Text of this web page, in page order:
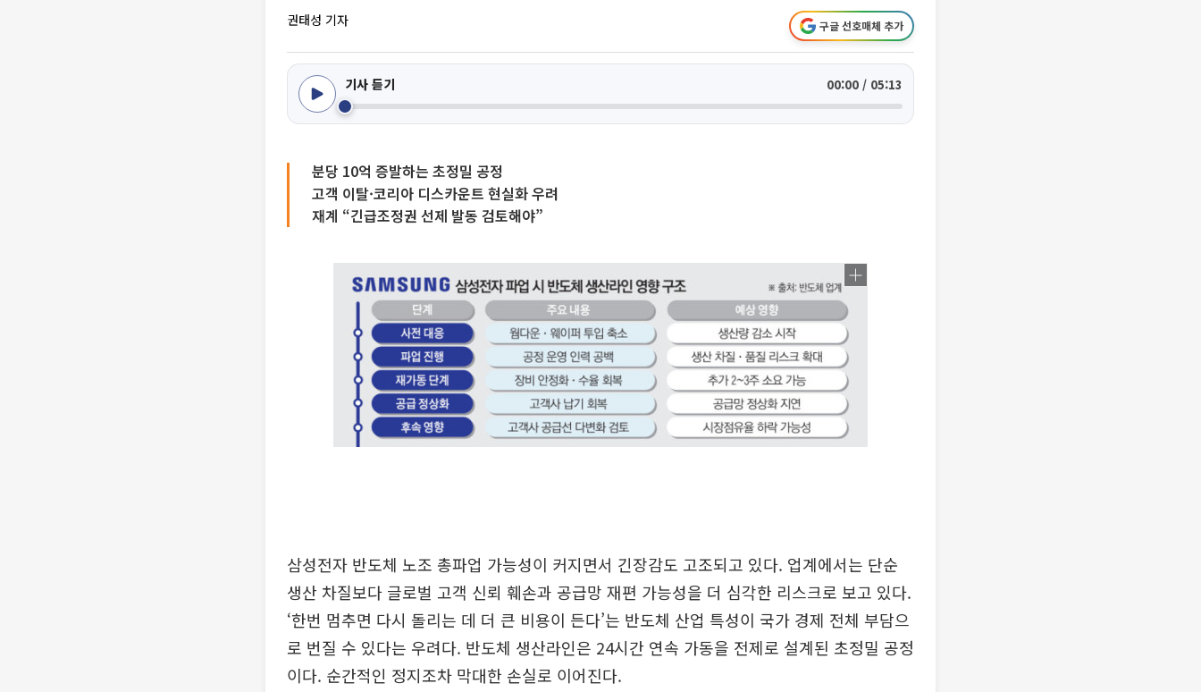
권태성 기자 구글 선호매체 추가
기사 듣기 00:00 / 05:13
분당 10억 증발하는 초정밀 공정
고객 이탈·코리아 디스카운트 현실화 우려
재계 “긴급조정권 선제 발동 검토해야”
삼성전자 반도체 노조 총파업 가능성이 커지면서 긴장감도 고조되고 있다. 업계에서는 단순
생산 차질보다 글로벌 고객 신뢰 훼손과 공급망 재편 가능성을 더 심각한 리스크로 보고 있다.
‘한번 멈추면 다시 돌리는 데 더 큰 비용이 든다’는 반도체 산업 특성이 국가 경제 전체 부담으
로 번질 수 있다는 우려다. 반도체 생산라인은 24시간 연속 가동을 전제로 설계된 초정밀 공정
이다. 순간적인 정지조차 막대한 손실로 이어진다.